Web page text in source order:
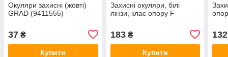
Окуляри захисні (жовті)
GRAD (9411555)
37 ₴
Купити
Захисні окуляри, білі
лінзи, клас опору F
183₴
Купити
132